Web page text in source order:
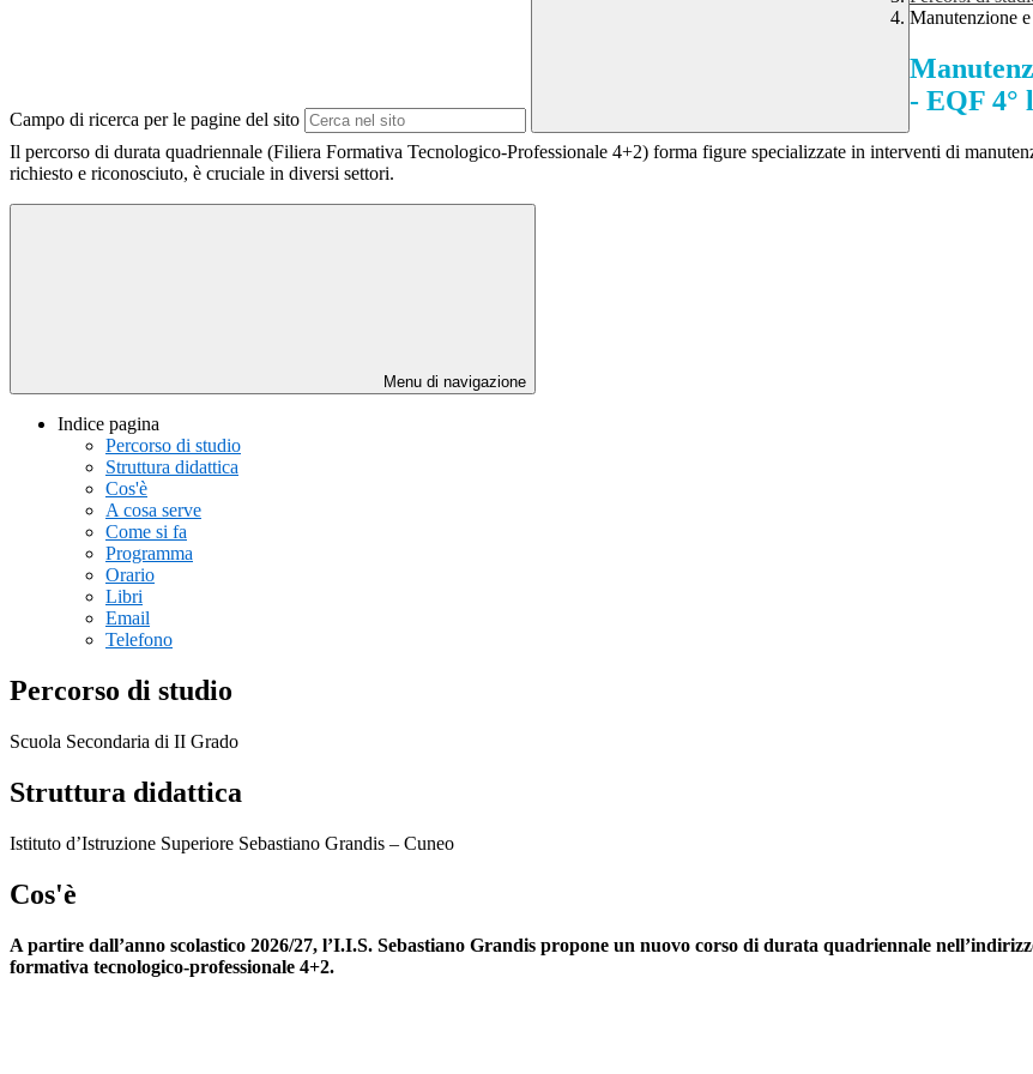
Campo di ricerca per le pagine del sito
Manutenzione
- EQF 4°
Il percorso di durata quadriennale (Filiera Formativa Tecnologico-Professionale 4+2) forma figure specializzate in interventi di
richiesto e riconosciuto, è cruciale in diversi settori.
Menu di navigazione
Indice pagina
Percorso di studio
Struttura didattica
Cos'è
A cosa serve
Come si fa
Programma
Orario
Libri
Email
Telefono
Percorso di studio
Scuola Secondaria di II Grado
Struttura didattica
Istituto d’Istruzione Superiore Sebastiano Grandis – Cuneo
Cos'è
A partire dall’anno scolastico 2026/27, l’I.I.S. Sebastiano Grandis propone un nuovo corso di durata quadriennale
formativa tecnologico-professionale 4+2.